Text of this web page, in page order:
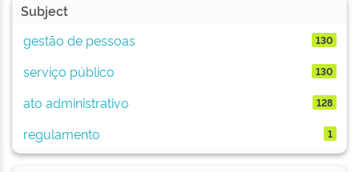
Subject
gestão de pessoas
130
serviço público 130
ato administrativo 128
regulamento 1